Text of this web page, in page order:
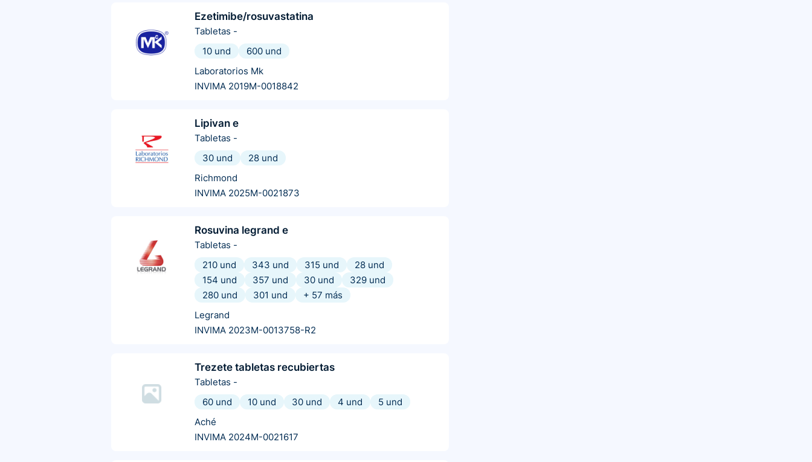
Ezetimibe/rosuvastatina
Tabletas -
10 und
600 und
Laboratorios Mk
INVIMA 2019M-0018842
Lipivan e
Tabletas -
30 und
28 und
Richmond
INVIMA 2025M-0021873
Rosuvina legrand e
Tabletas -
210 und
343 und 315 und
28 und
154 und
357 und 30 und
329 und
280 und
301 und + 57 más
Legrand
INVIMA 2023M-0013758-R2
Trezete tabletas recubiertas
Tabletas -
60 und
10 und 30 und 4 und
5 und
Aché
INVIMA 2024M-0021617